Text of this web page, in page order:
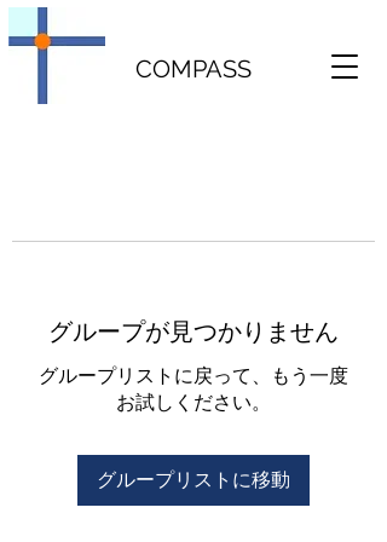
COMPASS
グループが見つかりません
グループリストに戻って、もう一度
お試しください。
グループリストに移動